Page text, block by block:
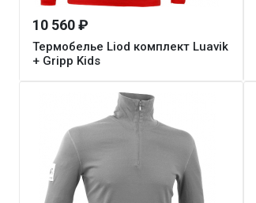
Термобелье Liod комплект Luavik
+ Gripp Kids
10 560 ₽